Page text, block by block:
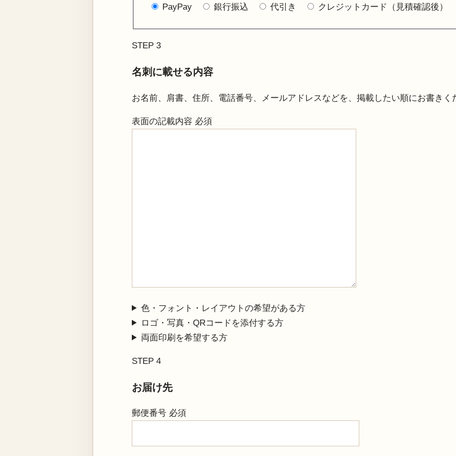
PayPay 銀行振込 代引き クレジットカード（見積確認後）
STEP 3
名刺に載せる内容
お名前、肩書、住所、電話番号、メールアドレスなどを、掲載したい順にお書きく
表面の記載内容 必須
色・フォント・レイアウトの希望がある方
ロゴ・写真・QRコードを添付する方
両面印刷を希望する方
STEP 4
お届け先
郵便番号 必須